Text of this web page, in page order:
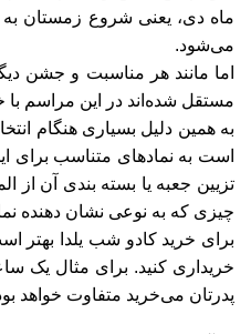
ماه دی، یعنی شروع زمستان به
می‌شود.
اما مانند هر مناسبت و جشن
مستقل شده‌اند در این مراسم با
به همین دلیل بسیاری هنگام
است به نمادهای متناسب برای
تزیین جعبه یا بسته بندی آن از
چیزی که به نوعی نشان دهنده
برای خرید کادو شب یلدا بهتر
خریداری کنید. برای مثال یک
پدرتان می‌خرید متفاوت خواهد